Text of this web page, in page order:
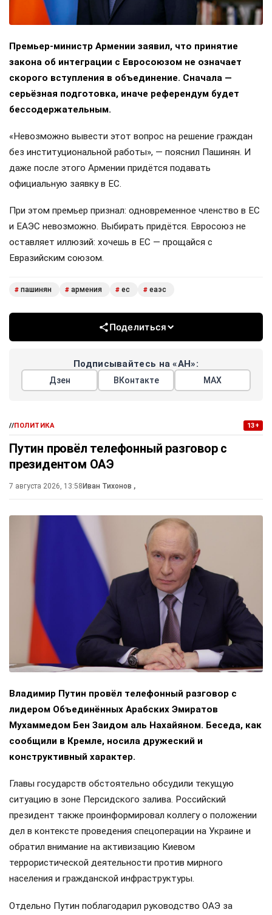
Премьер-министр Армении заявил, что принятие
закона об интеграции с Евросоюзом не означает
скорого вступления в объединение. Сначала —
серьёзная подготовка, иначе референдум будет
бессодержательным.
«Невозможно вывести этот вопрос на решение граждан
без институциональной работы», — пояснил Пашинян. И
даже после этого Армении придётся подавать
официальную заявку в ЕС.
При этом премьер признал: одновременное членство в ЕС
и ЕАЭС невозможно. Выбирать придётся. Евросоюз не
оставляет иллюзий: хочешь в ЕС — прощайся с
Евразийским союзом.
# пашинян # армения # ес # еаэс
Поделиться
Подписывайтесь на «АН»:
Дзен ВКонтакте МАХ
//ПОЛИТИКА 13+
Путин провёл телефонный разговор с
президентом ОАЭ
7 августа 2026, 13:58 Иван Тихонов ,
Владимир Путин провёл телефонный разговор с
лидером Объединённых Арабских Эмиратов
Мухаммедом Бен Заидом аль Нахайяном. Беседа, как
сообщили в Кремле, носила дружеский и
конструктивный характер.
Главы государств обстоятельно обсудили текущую
ситуацию в зоне Персидского залива. Российский
президент также проинформировал коллегу о положении
дел в контексте проведения спецоперации на Украине и
обратил внимание на активизацию Киевом
террористической деятельности против мирного
населения и гражданской инфраструктуры.
Отдельно Путин поблагодарил руководство ОАЭ за